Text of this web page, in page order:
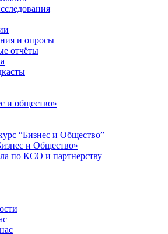
и опросы
отчёты
и общество»
“Бизнес и Общество”
и Общество»
по КСО и партнерству